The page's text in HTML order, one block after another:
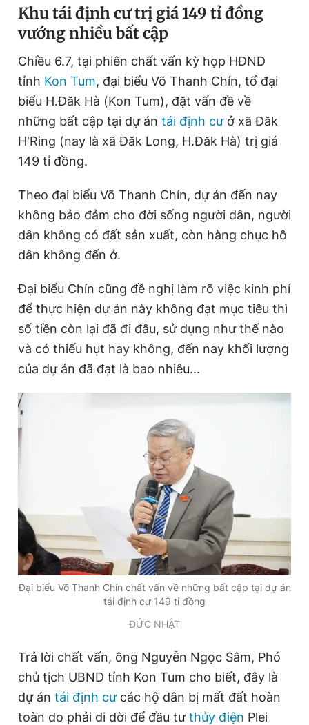
Sản phẩm khác
Tiện ích Bạn cần biết
Thông tin tòa soạn Liên hệ quảng cáo
Theo dõi báo trên
Hotline
0906 645 777
Liên hệ quảng cáo
0908 780 404
Đặt báo Quảng cáo RSS Tòa soạn Chính sách bảo
Phó tổng biên tập thường trực: Hải Thành
Phó tổng biên tập: Lâm Hiếu Dũng
Phó tổng biên tập: Trần Việt Hưng
Tổng thư ký tòa soạn: Đức Trung
Giấy phép xuất bản số 110/GP - BTTTT cấp ngày 24.3.2020
© 2003-2026 Bản quyền thuộc về Báo Thanh Niên. Cấm sao
chép dưới mọi hình thức nếu không có sự chấp thuận bằng văn
bản. Phát triển bởi ePi Technologies, JSC.
Khu tái định cư trị giá 149 tỉ đồng
vướng nhiều bất cập
Chiều 6.7, tại phiên chất vấn kỳ họp HĐND
tỉnh Kon Tum, đại biểu Võ Thanh Chín, tổ đại
biểu H.Đăk Hà (Kon Tum), đặt vấn đề về
những bất cập tại dự án tái định cưở xã Đăk
H'Ring (nay là xã Đăk Long, H.Đăk Hà) trị giá
149 tỉ đồng.
Theo đại biểu Võ Thanh Chín, dự án đến nay
không bảo đảm cho đời sống người dân, người
dân không có đất sản xuất, còn hàng chục hộ
dân không đến ở.
Đại biểu Chín cũng đề nghị làm rõ việc kinh phí
để thực hiện dự án này không đạt mục tiêu thì
số tiền còn lại đã đi đâu, sử dụng như thế nào
và có thiếu hụt hay không, đến nay khối lượng
của dự án đã đạt là bao nhiêu...
Đại biểu Võ Thanh Chín chất vấn về những bất cập tại dự án
tái định cư 149 tỉ đồng
ĐỨC NHẬT
Trả lời chất vấn, ông Nguyễn Ngọc Sâm, Phó
chủ tịch UBND tỉnh Kon Tum cho biết, đây là
dự án tái định cưcác hộ dân bị mất đất hoàn
toàn do phải di dời để đầu tưthủy điện Plei